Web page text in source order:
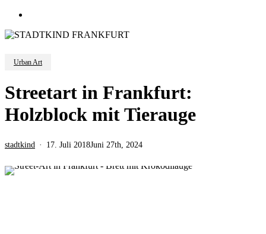
Urban Art
Streetart in Frankfurt:
Holzblock mit Tierauge
stadtkind 17. Juli 2018Juni 27th, 2024